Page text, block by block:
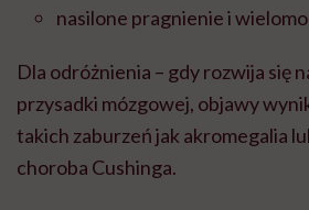
nasilone pragnienie i
Dla odróżnienia – gdy rozwija się
przysadki mózgowej, objawy
takich zaburzeń jak akromegalia
choroba Cushinga.